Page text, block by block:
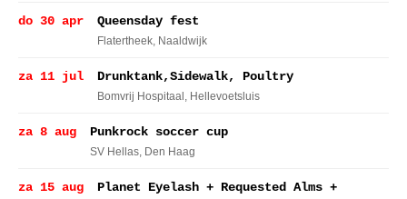
do 30 apr Queensday fest
Flatertheek, Naaldwijk
za 11 jul Drunktank,Sidewalk, Poultry
Bomvrij Hospitaal , Hellevoetsluis
za 8 aug Punkrock soccer cup
SV Hellas, Den Haag
za 15 aug
Planet Eyelash + Requested Alms +